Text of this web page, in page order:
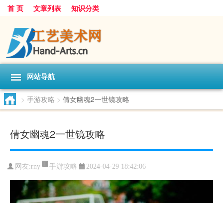
首 页 文章列表 知识分类
网站导航
> 手游攻略 > 倩女幽魂2一世镜攻略
倩女幽魂2一世镜攻略
网友:rny 手游攻略 2024-04-29 18:42:06